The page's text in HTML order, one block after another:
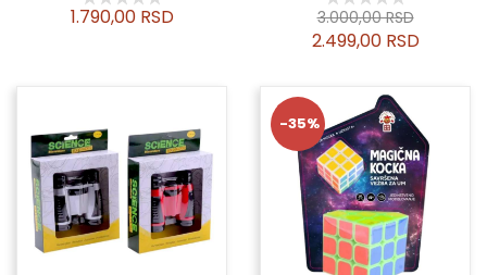
1.790,00 RSD 3.000,00 RSD
2.499,00 RSD
-35%